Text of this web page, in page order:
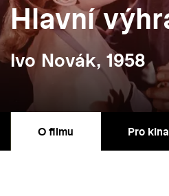
Hlavní
Ivo Novák, 1958
O filmu Pro kina